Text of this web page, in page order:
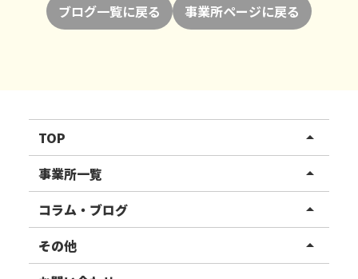
ブログ一覧に戻る 事業所ページに戻る
TOP arrow_drop_up
リハスワーク
リハスファーム
事業所一覧 arrow_drop_up
関東エリア
東北エリア
コラム・ブログ arrow_drop_up
事業所ブログ
その他 arrow_drop_up